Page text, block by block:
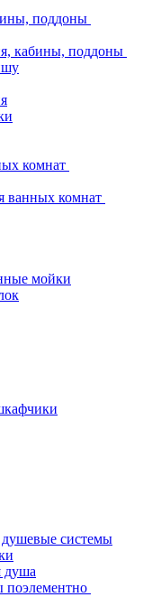
поддоны
кабины, поддоны
комнат
ванных комнат
мойки
системы
душа
поэлементно